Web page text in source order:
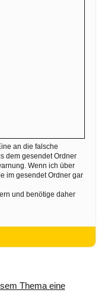
an die falsche
dem gesendet Ordner
Wenn ich über
im gesendet Ordner gar
und benötige daher
Thema eine